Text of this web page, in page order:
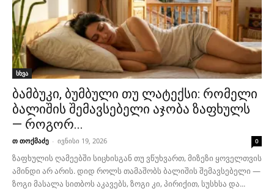
სხვა
ბამბუკი, ბუმბული თუ ლატექსი: რომელი
ბალიშის შემავსებელი აჯობა ზაფხულს
— როგორ...
თ თოქმაძე - ივნისი 19, 2026 0
ზაფხულის ღამეებში სიცხისგან თუ ვწუხვართ, მიზეზი ყოველთვის
ამინდი არ არის. დიდ როლს თამაშობს ბალიშის შემავსებელი —
ზოგი მასალა სითბოს აკავებს, ზოგი კი, პირიქით, სუსხსა და...